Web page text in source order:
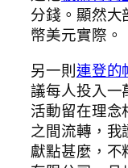
分錢。顯然大
幣美元實際。
另一則連登的
議每人投入一
活動留在理念
之間流轉，我
獻點甚麼，不